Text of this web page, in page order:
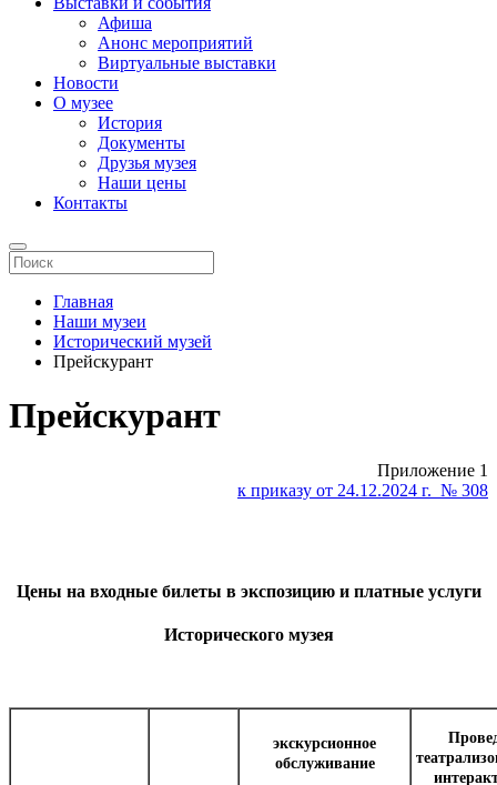
Афиша
Анонс мероприятий
Виртуальные выставки
Новости
О музее
История
Документы
Друзья музея
Наши цены
Контакты
Главная
Наши музеи
Исторический музей
Прейскурант
Прейскурант
Приложение 1
к приказу от 24.12.2024 г. № 308
Цены на входные билеты в экспозицию и платные услуги
Исторического музея
экскурсионное
обслуживание